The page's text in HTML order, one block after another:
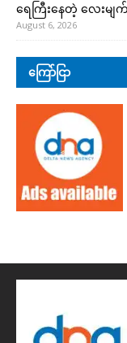
ရေကြီးနေတဲ့ လေးမျ
August 6, 2026
ကြော်ငြာ